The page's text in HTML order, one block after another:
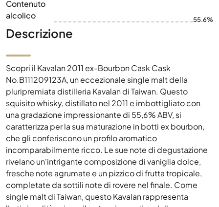
Contenuto
alcolico
55.6%
Descrizione
Scopri il Kavalan 2011 ex-Bourbon Cask Cask
No.B111209123A, un eccezionale single malt della
pluripremiata distilleria Kavalan di Taiwan. Questo
squisito whisky, distillato nel 2011 e imbottigliato con
una gradazione impressionante di 55,6% ABV, si
caratterizza per la sua maturazione in botti ex bourbon,
che gli conferiscono un profilo aromatico
incomparabilmente ricco. Le sue note di degustazione
rivelano un'intrigante composizione di vaniglia dolce,
fresche note agrumate e un pizzico di frutta tropicale,
completate da sottili note di rovere nel finale. Come
single malt di Taiwan, questo Kavalan rappresenta